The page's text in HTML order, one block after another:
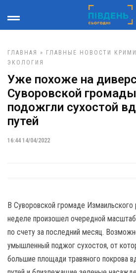
ГЛАВНАЯ » ГЛАВНЫЕ НОВОСТИ
ЭКОЛОГИЯ
Уже похоже на
Суворовской
подожгли сухостой
путей
16:44 14/04/2022
В Суворовской громаде Измаильского
неделе произошел очередной
по счету за последний месяц.
умышленный поджог сухостоя, от
большие площади травяного покрова